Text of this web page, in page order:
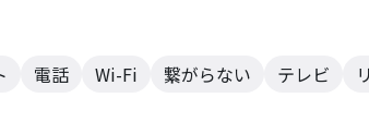
電話 Wi-Fi 繋がらない テレビ